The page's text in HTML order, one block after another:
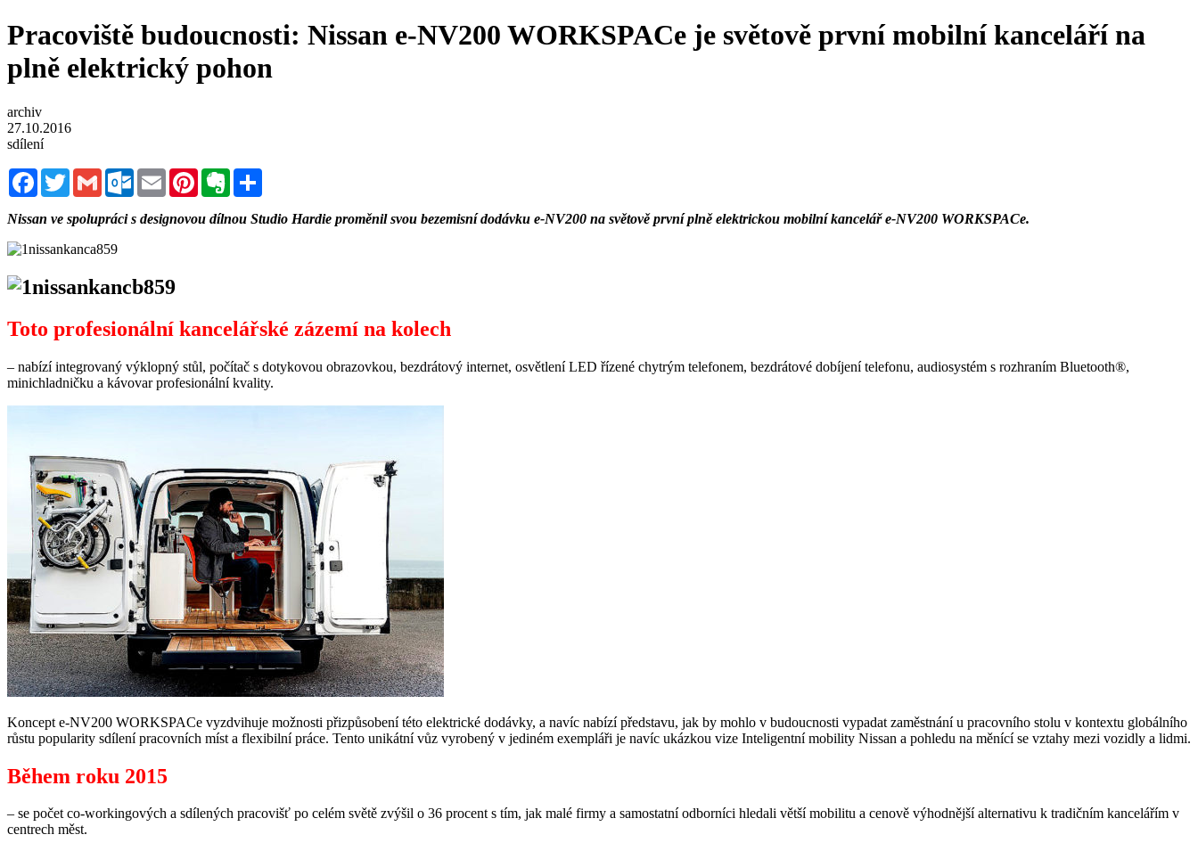
Pracoviště budoucnosti: Nissan e-NV200 WORKSPACe je světově první mobilní kanceláří na
plně elektrický pohon
archiv
27.10.2016
sdílení
FacebookTwitterGmail Outlook.com
Email PinterestEvernote
Nissan ve spolupráci s designovou dílnou Studio Hardie proměnil svou bezemisní dodávku e-NV200 na světově první plně elektrickou mobilní kancelář e-NV200 WORKSPACe.
Toto profesionální kancelářské zázemí na kolech
– nabízí integrovaný výklopný stůl, počítač s dotykovou obrazovkou, bezdrátový internet, osvětlení LED řízené chytrým telefonem, bezdrátové dobíjení telefonu, audiosystém s rozhraním Bluetooth®,
minichladničku a kávovar profesionální kvality.
Koncept e-NV200 WORKSPACe vyzdvihuje možnosti přizpůsobení této elektrické dodávky, a navíc nabízí představu, jak by mohlo v budoucnosti vypadat zaměstnání u pracovního stolu v kontextu globálního
růstu popularity sdílení pracovních míst a flexibilní práce. Tento unikátní vůz vyrobený v jediném exempláři je navíc ukázkou vize Inteligentní mobility Nissan a pohledu na měnící se vztahy mezi vozidly a lidmi.
Během roku 2015
– se počet co-workingových a sdílených pracovišť po celém světě zvýšil o 36 procent s tím, jak malé firmy a samostatní odborníci hledali větší mobilitu a cenově výhodnější alternativu k tradičním kancelářím v
centrech měst.